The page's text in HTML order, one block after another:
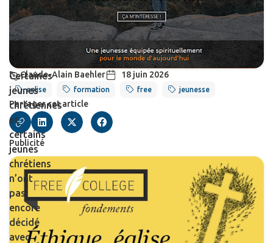
Claude-Alain Baehler 18 juin 2026
eglise formation free jeunesse
Partager cet article
Publicité
Certaines
jeunes
chrétiennes
et
certains
jeunes
chrétiens
n’ont
pas
encore
décidé
avec